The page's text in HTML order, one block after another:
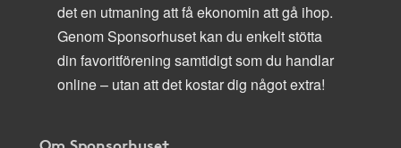
det en utmaning att få ekonomin att gå ihop.
Genom Sponsorhuset kan du enkelt stötta
din favoritförening samtidigt som du handlar
online – utan att det kostar dig något extra!